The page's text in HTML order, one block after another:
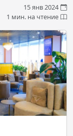
15 янв 2024
1 мин. на чтение